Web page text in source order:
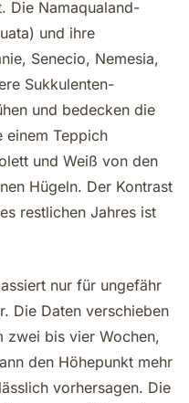
Die Namaqualand-
und ihre
Senecio, Nemesia,
Sukkulenten-
und bedecken die
einem Teppich
und Weiß von den
Hügeln. Der Kontrast
restlichen Jahres ist
nur für ungefähr
Die Daten verschieben
zwei bis vier Wochen,
den Höhepunkt mehr
vorhersagen. Die